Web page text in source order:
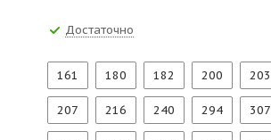
Достаточно
161 180 182 200 203
207 216 240 294 307